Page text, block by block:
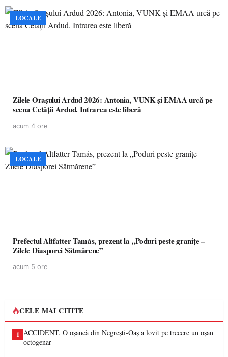
LOCALE
Zilele Orașului Ardud 2026: Antonia, VUNK și EMAA urcă pe
scena Cetății Ardud. Intrarea este liberă
acum 4 ore
LOCALE
Prefectul Altfatter Tamás, prezent la „Poduri peste granițe –
Zilele Diasporei Sătmărene”
acum 5 ore
CELE MAI CITITE
1 ACCIDENT. O oșancă din Negrești-Oaș a lovit pe trecere un oșan
octogenar